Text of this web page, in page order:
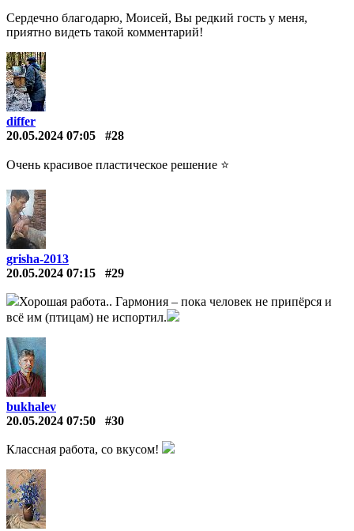
Сердечно благодарю, Моисей, Вы редкий гость у меня,
приятно видеть такой комментарий!
differ
20.05.2024 07:05
#28
Очень красивое пластическое решение ⭐
grisha-2013
20.05.2024 07:15
#29
Хорошая работа.. Гармония – пока человек не припёрся и
всё им (птицам) не испортил.
bukhalev
20.05.2024 07:50
#30
Классная работа, со вкусом!